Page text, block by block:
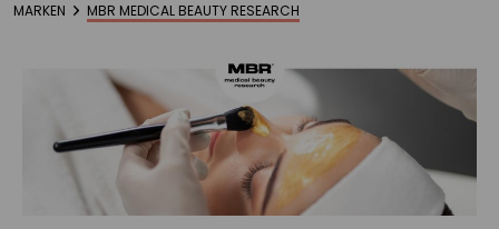
MARKEN MBR MEDICAL BEAUTY RESEARCH